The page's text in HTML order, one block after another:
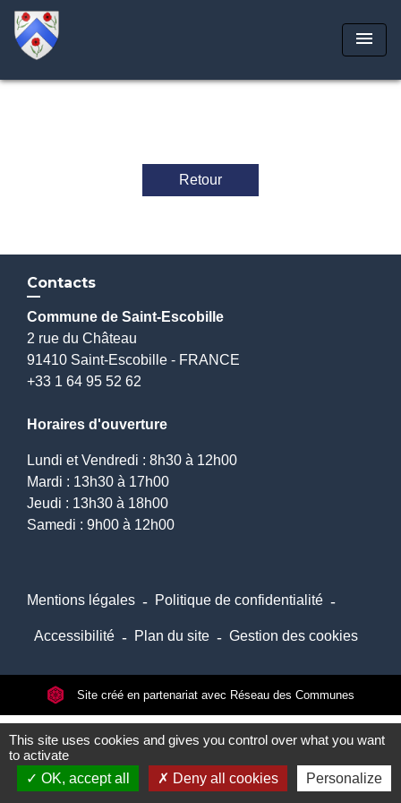
menu
Retour
Contacts
Commune de Saint-Escobille
2 rue du Château
91410 Saint-Escobille - FRANCE
+33 1 64 95 52 62
Horaires d'ouverture
Lundi et Vendredi : 8h30 à 12h00
Mardi : 13h30 à 17h00
Jeudi : 13h30 à 18h00
Samedi : 9h00 à 12h00
Mentions légales - Politique de confidentialité -
Accessibilité - Plan du site - Gestion des cookies
Site créé en partenariat avec Réseau des Communes
This site uses cookies and gives you control over what you want
to activate
OK, accept all
Deny all cookies Personalize